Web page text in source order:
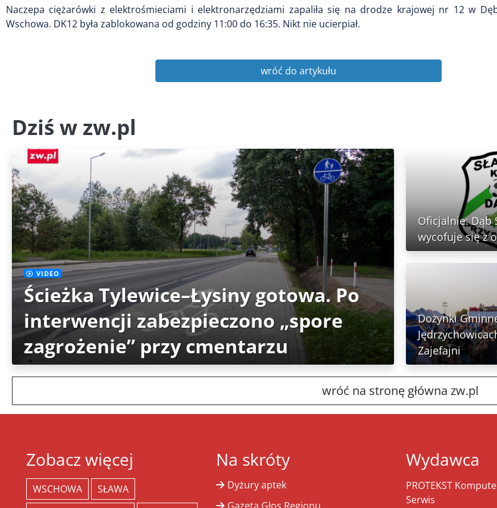
Naczepa ciężarówki z elektrośmieciami i elektronarzędziami zapaliła się na drodze krajowej nr 12 w
Wschowa. DK12 była zablokowana od godziny 11:00 do 16:35. Nikt nie ucierpiał.
wróć do artykułu
Dziś w zw.pl
VIDEO
Ścieżka Tylewice–Łysiny gotowa. Po
interwencji zabezpieczono „spore
zagrożenie” przy cmentarzu
Oficjalnie: Dąb
wycofuje się z
Dożynki
Zajefajni
wróć na stronę główna zw.pl
Zobacz więcej
WSCHOWA
SŁAWA
Na skróty
Dyżury aptek
Wydawca
PROTEKST
Serwis